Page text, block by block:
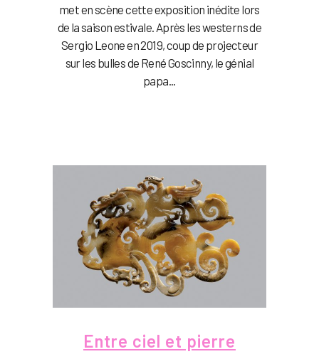
met en scène cette exposition inédite lors
de la saison estivale. Après les westerns de
Sergio Leone en 2019, coup de projecteur
sur les bulles de René Goscinny, le génial
papa...
Entre ciel et pierre